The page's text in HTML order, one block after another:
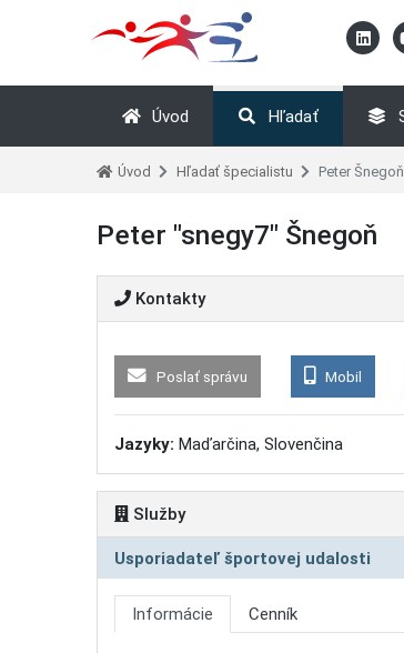
Úvod Hľadať
Úvod Hľadať špecialistu Peter Šnegoň
Peter "snegy7" Šnegoň
Kontakty
Poslať správu Mobil
Jazyky: Maďarčina, Slovenčina
Služby
Usporiadateľ športovej udalosti
Informácie Cenník